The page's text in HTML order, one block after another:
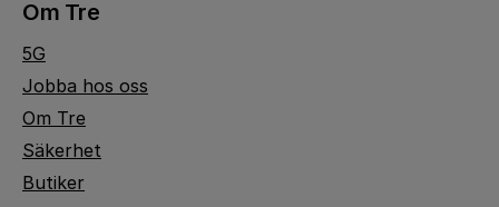
Om Tre
5G
Jobba hos oss
Om Tre
Säkerhet
Butiker